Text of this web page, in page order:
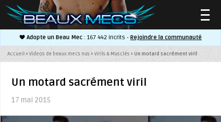
Adopte un Beau Mec : 167 442 incrits - Rejoindre la communauté
Accueil » Videos de beaux mecs nus » Virils & Musclés » Un motard sacrément viril
Un motard sacrément viril
17 mai 2015
▼